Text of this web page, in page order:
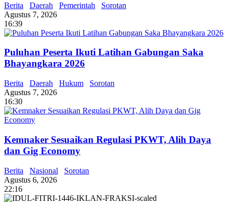
Berita Daerah Pemerintah
Sorotan
Agustus 7, 2026
16:39
Puluhan Peserta Ikuti Latihan Gabungan Saka
Bhayangkara 2026
Berita Daerah Hukum
Sorotan
Agustus 7, 2026
16:30
Kemnaker Sesuaikan Regulasi PKWT, Alih Daya
dan Gig Economy
Berita Nasional
Sorotan
Agustus 6, 2026
22:16